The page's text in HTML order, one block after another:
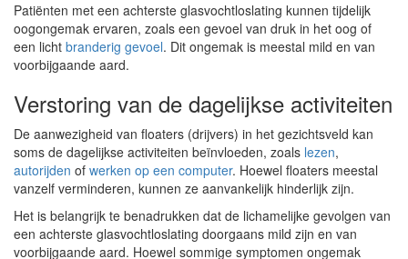
Patiënten met een achterste glasvochtloslating kunnen tijdelijk
oogongemak ervaren, zoals een gevoel van druk in het oog of
een licht branderig gevoel. Dit ongemak is meestal mild en van
voorbijgaande aard.
Verstoring van de dagelijkse activiteiten
De aanwezigheid van floaters (drijvers) in het gezichtsveld kan
soms de dagelijkse activiteiten beïnvloeden, zoals lezen,
autorijden of werken op een computer. Hoewel floaters meestal
vanzelf verminderen, kunnen ze aanvankelijk hinderlijk zijn.
Het is belangrijk te benadrukken dat de lichamelijke gevolgen van
een achterste glasvochtloslating doorgaans mild zijn en van
voorbijgaande aard. Hoewel sommige symptomen ongemak